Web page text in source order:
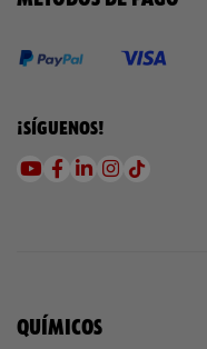
¡SÍGUENOS!
QUÍMICOS